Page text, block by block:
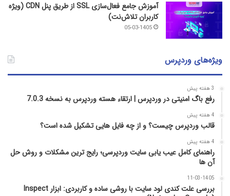
آموزش جامع فعال‌سازی SSL از طریق پنل CDN (ویژه
کاربران تلاش‌نت)
05-03-1405
ویژه‌های وردپرس
3 هفته پیش
رفع باگ امنیتی در وردپرس | ارتقاء هسته وردپرس به نسخه 7.0.3
4 هفته پیش
قالب وردپرس چیست؟ و از چه فایل­ هایی تشکیل شده است؟
4 هفته پیش
راهنمای کامل عیب‌ یابی سایت وردپرسی؛ رایج‌ ترین مشکلات و روش حل
آن‌ ها
11-03-1405
بررسی علت کندی لود سایت با روشی ساده و کاربردی: ابزار Inspect